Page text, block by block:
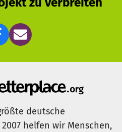
sie unter:
deutsche
helfen wir Menschen,